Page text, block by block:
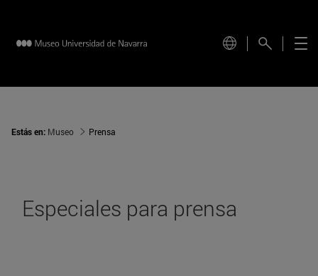
Estás en: Museo Prensa
Especiales para prensa